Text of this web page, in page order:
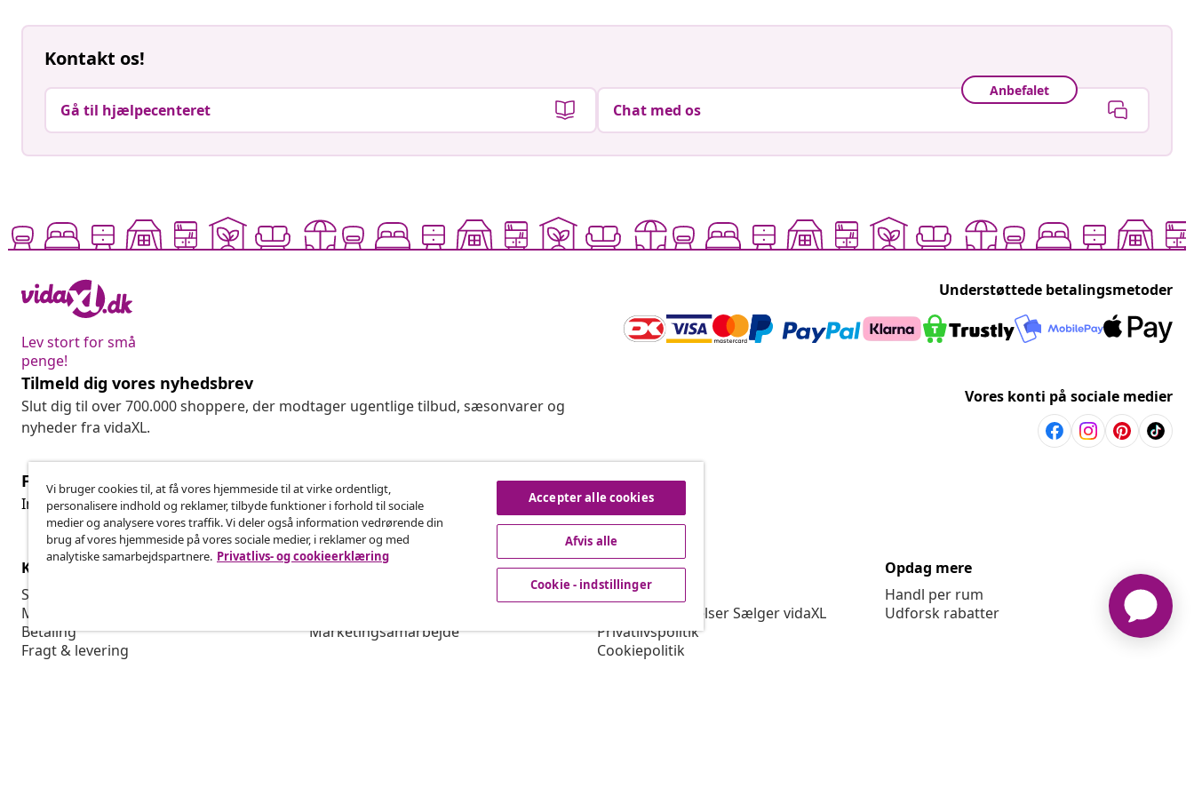
Kontakt os!
Gå til hjælpecenteret
Anbefalet
Chat med os
Lev stort for små
penge!
Understøttede betalingsmetoder
Tilmeld dig vores nyhedsbrev
Slut dig til over 700.000 shoppere, der modtager ugentlige tilbud, sæsonvarer og
nyheder fra vidaXL.
Vores konti på sociale medier
Fortryd køb
Indsend en anmodning om at fortryde din ordre.
Fortryd køb
Kundeservice
Spor din ordre
Min konto
Betaling
Fragt & levering
Virksomhed
Marketingsamarbejde
vidaXL
Om vidaXL
Vilkår & betingelser Sælger vidaXL
Privatlivspolitik
Cookiepolitik
Opdag mere
Handl per rum
Udforsk rabatter
Vi bruger cookies til, at få vores hjemmeside til at virke ordentligt,
personalisere indhold og reklamer, tilbyde funktioner i forhold til sociale
medier og analysere vores traffik. Vi deler også information vedrørende din
brug af vores hjemmeside på vores sociale medier, i reklamer og med
analytiske samarbejdspartnere. Privatlivs- og cookieerklæring
Accepter alle cookies
Afvis alle
Cookie - indstillinger